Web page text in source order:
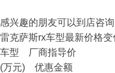
感兴趣的朋友可以到店咨
雷克萨斯rx车型最新价格变
车型 厂商指导价
(万元) 优惠金额